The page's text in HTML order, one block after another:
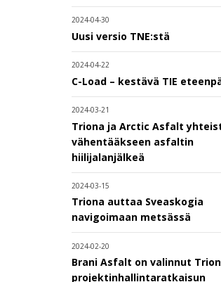
2024-04-30
Uusi versio TNE:stä
2024-04-22
C-Load – kestävä TIE
2024-03-21
Triona ja Arctic Asfalt
vähentääkseen asfaltin
hiilijalanjälkeä
2024-03-15
Triona auttaa Sveaskogia
navigoimaan metsässä
2024-02-20
Brani Asfalt on valinnut
projektinhallintaratkaisun